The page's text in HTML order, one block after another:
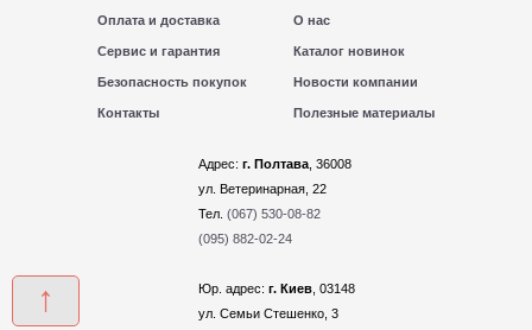
↑
Оплата и доставка
Сервис и гарантия
Безопасность покупок
Контакты
О нас
Каталог новинок
Новости компании
Полезные материалы
Адрес: г. Полтава, 36008
ул. Ветеринарная, 22
Тел. (067) 530-08-82
(095) 882-02-24
Юр. адрес: г. Киев, 03148
ул. Семьи Стешенко, 3